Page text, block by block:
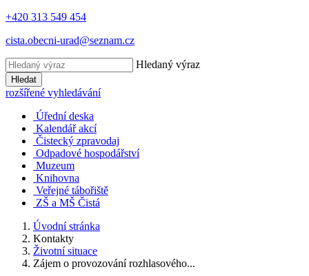
+420 313 549 454
cista.obecni-urad@seznam.cz
Hledaný výraz
Hledat
rozšířené vyhledávání
Úřední deska
Kalendář akcí
Čistecký zpravodaj
Odpadové hospodářství
Muzeum
Knihovna
Veřejné tábořiště
ZŠ a MŠ Čistá
Úvodní stránka
Kontakty
Životní situace
Zájem o provozování rozhlasového...